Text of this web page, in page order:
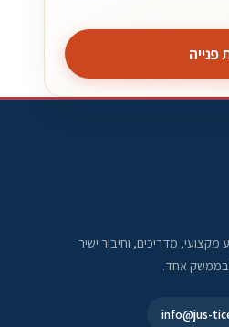
פנייה
מדריכים, וחיבור ישיר
בממשק אחד.